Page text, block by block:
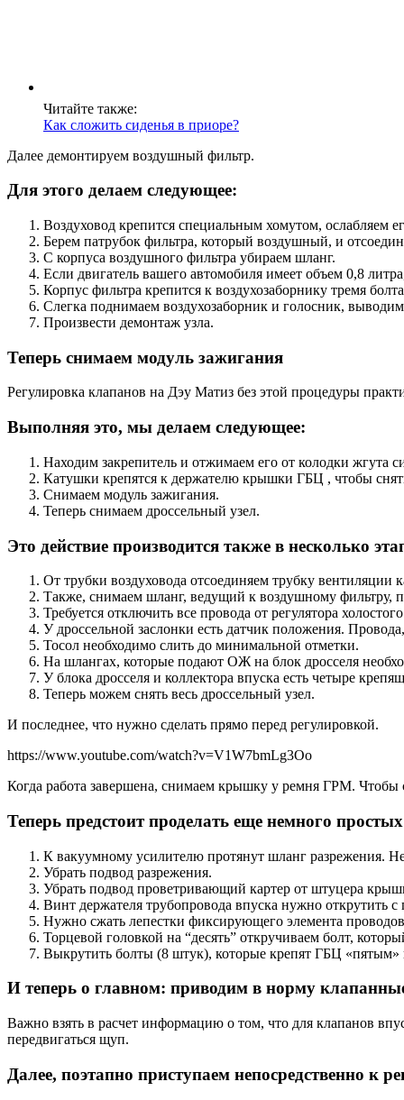
Читайте также:
Как сложить сиденья в приоре?
Далее демонтируем воздушный фильтр.
Для этого делаем следующее:
Воздуховод крепится специальным хомутом, ослабляем
Берем патрубок фильтра, который воздушный, и
С корпуса воздушного фильтра убираем шланг.
Если двигатель вашего автомобиля имеет объем 0,8
Корпус фильтра крепится к воздухозаборнику тремя
Слегка поднимаем воздухозаборник и голосник,
Произвести демонтаж узла.
Теперь снимаем модуль зажигания
Регулировка клапанов на Дэу Матиз без этой процедуры
Выполняя это, мы делаем следующее:
Находим закрепитель и отжимаем его от колодки жгута
Катушки крепятся к держателю крышки ГБЦ , чтобы
Снимаем модуль зажигания.
Теперь снимаем дроссельный узел.
Это действие производится также в несколько
От трубки воздуховода отсоединяем трубку вентиляции
Также, снимаем шланг, ведущий к воздушному фильтру,
Требуется отключить все провода от регулятора
У дроссельной заслонки есть датчик положения.
Тосол необходимо слить до минимальной отметки.
На шлангах, которые подают ОЖ на блок дросселя
У блока дросселя и коллектора впуска есть четыре
Теперь можем снять весь дроссельный узел.
И последнее, что нужно сделать прямо перед регулировкой.
https://www.youtube.com/watch?v=V1W7bmLg3Oo
Когда работа завершена, снимаем крышку у ремня ГРМ. Чтобы
Теперь предстоит проделать еще немного
К вакуумному усилителю протянут шланг разрежения.
Убрать подвод разрежения.
Убрать подвод проветривающий картер от штуцера
Винт держателя трубопровода впуска нужно открутить
Нужно сжать лепестки фиксирующего элемента
Торцевой головкой на “десять” откручиваем болт,
Выкрутить болты (8 штук), которые крепят ГБЦ
И теперь о главном: приводим в норму
Важно взять в расчет информацию о том, что для клапанов
передвигаться щуп.
Далее, поэтапно приступаем непосредственно к